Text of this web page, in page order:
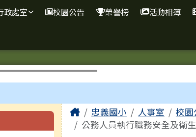
政處室 校園公告 榮譽榜 活動相簿
主內容區域
Home忠義國小 人事室
校園
公務人員執行職務安全及衛